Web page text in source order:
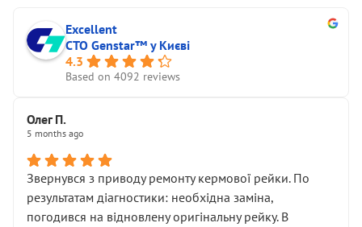
Excellent
СТО Genstar™ у Києві
4.3
Based on 4092 reviews
Олег П.
5 months ago
Звернувся з приводу ремонту кермової рейки. По
результатам діагностики: необхідна заміна,
погодився на відновлену оригінальну рейку. В